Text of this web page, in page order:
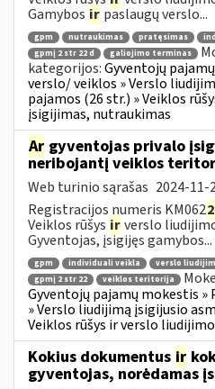
Gamybos ir paslaugų verslo...
gpm nutraukimas pratęsimas
gpmį 2 str 22 d
galiojimo terminas
kategorijos:Gyventojų
verslo/ veiklos » Verslo
pajamos (26 str.) » Veiklos
įsigijimas, nutraukimas
Ar gyventojas privalo
neribojantį veiklos
Web turinio sąrašas 2024-11-
Registracijos numeris KM0622
Veiklos rūšys irverslo
Gyventojas, įsigijęs gamybos...
gpm individuali veikla verslo
gpmį 2 str 22
veiklos teritorija
Gyventojų pajamų mokestis »
» Verslo liudijimą įsigijusio
Veiklos rūšys ir verslo
Kokius dokumentus ir
gyventojas, norėdamas